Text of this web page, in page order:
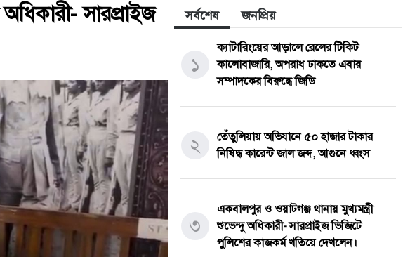
সারপ্রাইজ
সর্বশেষ জনপ্রিয়
১
ক্যাটারিংয়ের আড়ালে রেলের টিকিট
কালোবাজারি, অপরাধ ঢাকতে এবার
সম্পাদকের বিরুদ্ধে জিডি
২
তেঁতুলিয়ায় অভিযানে ৫০ হাজার টাকার
নিষিদ্ধ কারেন্ট জাল জব্দ, আগুনে ধ্বংস
৩
একবালপুর ও ওয়াটগঞ্জ থানায় মুখ্যমন্ত্রী
শুভেন্দু অধিকারী- সারপ্রাইজ ভিজিটে
পুলিশের কাজকর্ম খতিয়ে দেখলেন।